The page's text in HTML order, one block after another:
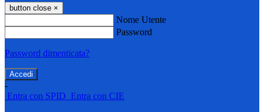
button close ×
Nome Utente
Password
Password dimenticata?
-
Entra con SPID Entra con CIE